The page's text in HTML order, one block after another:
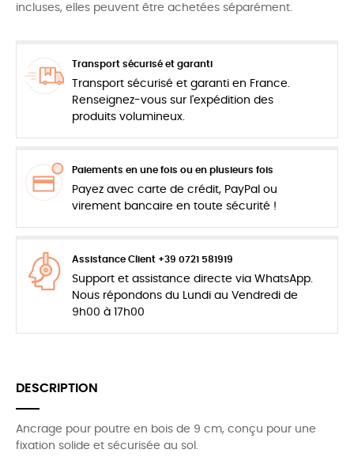
incluses, elles peuvent être achetées séparément.
Transport sécurisé et garanti
Transport sécurisé et garanti en France.
Renseignez-vous sur l'expédition des
produits volumineux.
Paiements en une fois ou en plusieurs fois
Payez avec carte de crédit, PayPal ou
virement bancaire en toute sécurité !
Assistance Client +39 0721 581919
Support et assistance directe via WhatsApp.
Nous répondons du Lundi au Vendredi de
9h00 à 17h00
DESCRIPTION
Ancrage pour poutre en bois de 9 cm, conçu pour une
fixation solide et sécurisée au sol.